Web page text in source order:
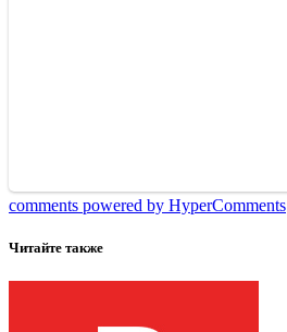
comments powered by HyperComments
Читайте также